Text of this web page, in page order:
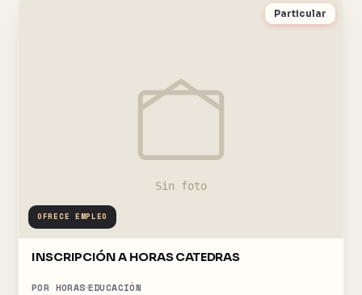
Particular
OFRECE EMPLEO
INSCRIPCIÓN A HORAS CATEDRAS
POR HORAS EDUCACIÓN